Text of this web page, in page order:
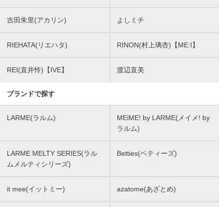
吉田朱里(アカリン) よしミチ
RIEHATA(リエハタ) RINON(村上璃杏)【ME:I】
REI(直井怜)【IVE】 渡辺直美
ブランドで探す
LARME(ラルム)
MEiME! by LARME(メイメ! by
ラルム)
LARME MELTY SERIES(ラル
ムメルティシリーズ)
Betties(ベティーズ)
it mee(イットミー) azatome(あざとめ)